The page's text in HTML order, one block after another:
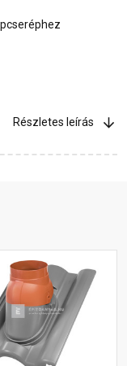
Részletes leírás